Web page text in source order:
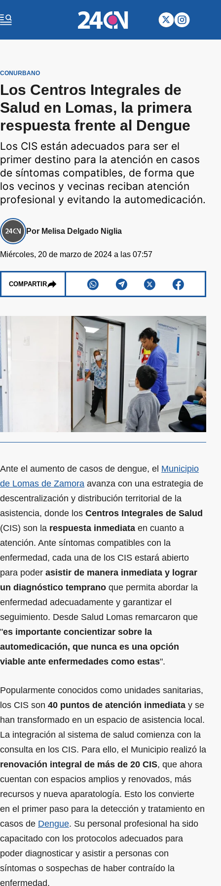
CONURBANO
Los Centros Integrales de
Salud en Lomas, la primera
respuesta frente al Dengue
Los CIS están adecuados para ser el
primer destino para la atención en casos
de síntomas compatibles, de forma que
los vecinos y vecinas reciban atención
profesional y evitando la automedicación.
Por Melisa Delgado Niglia
Miércoles, 20 de marzo de 2024 a las 07:57
COMPARTIR
Ante el aumento de casos de dengue, el Municipio
de Lomas de Zamora avanza con una estrategia de
descentralización y distribución territorial de la
asistencia, donde los Centros Integrales de Salud
(CIS) son la respuesta inmediata en cuanto a
atención. Ante síntomas compatibles con la
enfermedad, cada una de los CIS estará abierto
para poder asistir de manera inmediata y lograr
un diagnóstico temprano que permita abordar la
enfermedad adecuadamente y garantizar el
seguimiento. Desde Salud Lomas remarcaron que
"es importante concientizar sobre la
automedicación, que nunca es una opción
viable ante enfermedades como estas".
Popularmente conocidos como unidades sanitarias,
los CIS son 40 puntos de atención inmediata y se
han transformado en un espacio de asistencia local.
La integración al sistema de salud comienza con la
consulta en los CIS. Para ello, el Municipio realizó la
renovación integral de más de 20 CIS, que ahora
cuentan con espacios amplios y renovados, más
recursos y nueva aparatología. Esto los convierte
en el primer paso para la detección y tratamiento en
casos de Dengue. Su personal profesional ha sido
capacitado con los protocolos adecuados para
poder diagnosticar y asistir a personas con
síntomas o sospechas de haber contraído la
enfermedad.